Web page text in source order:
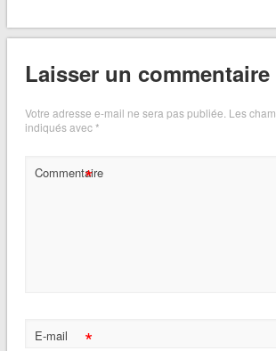
Laisser un commentaire
Votre adresse e-mail ne sera pas publiée. Les
indiqués avec*
Commentaire
*
E-mail *